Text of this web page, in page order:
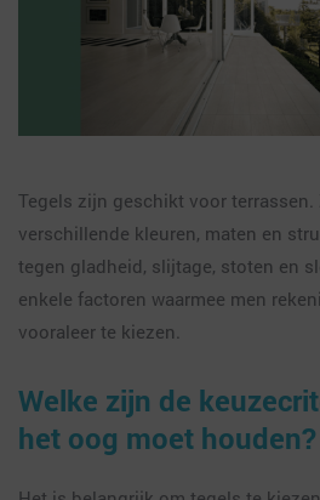
Tegels zijn geschikt voor terrassen.
verschillende kleuren, maten en
tegen gladheid, slijtage, stoten en
enkele factoren waarmee men
vooraleer te kiezen.
Welke zijn de
het oog moet houden?